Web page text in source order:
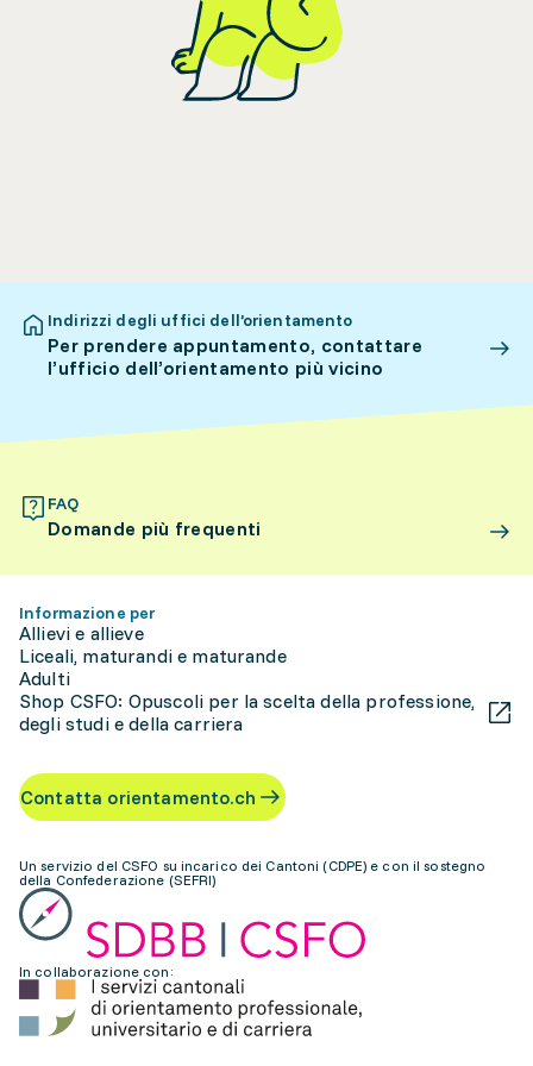
Indirizzi degli uffici dell’orientamento
Per prendere appuntamento, contattare
l’ufficio dell’orientamento più vicino
FAQ
Domande più frequenti
Informazione per
Allievi e allieve
Liceali, maturandi e maturande
Adulti
Shop CSFO: Opuscoli per la scelta della professione,
degli studi e della carriera
Contatta orientamento.ch
Un servizio del CSFO su incarico dei Cantoni (CDPE) e con il sostegno
della Confederazione (SEFRI)
In collaborazione con: